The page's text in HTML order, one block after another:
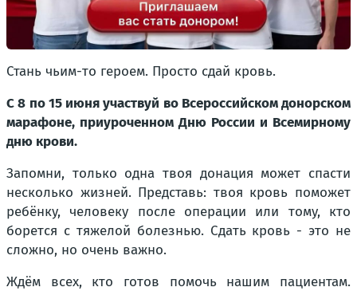
Стань чьим-то героем. Просто сдай кровь.
С 8 по 15 июня участвуй во Всероссийском донорском
марафоне, приуроченном Дню России и Всемирному
дню крови.
Запомни, только одна твоя донация может спасти
несколько жизней. Представь: твоя кровь поможет
ребёнку, человеку после операции или тому, кто
борется с тяжелой болезнью. Сдать кровь - это не
сложно, но очень важно.
Ждём всех, кто готов помочь нашим пациентам.